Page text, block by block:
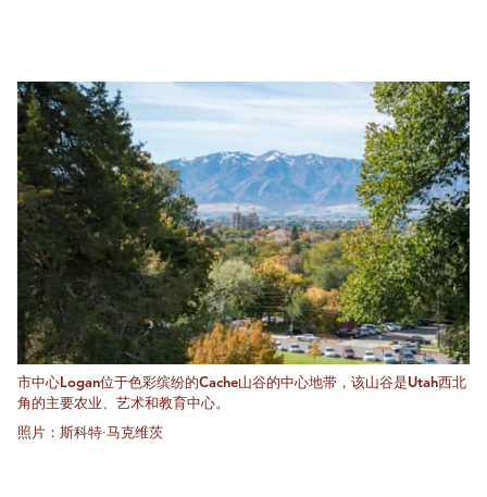
市中心Logan位于色彩缤纷的Cache山谷的中心地带，该山谷是Utah西北
角的主要农业、艺术和教育中心。
照片：斯科特·马克维茨